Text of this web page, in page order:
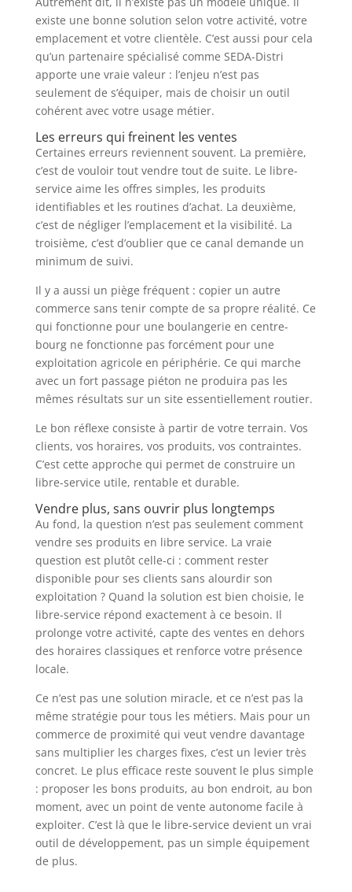
existe une bonne solution selon votre activité, votre
emplacement et votre clientèle. C’est aussi pour cela
qu’un partenaire spécialisé comme SEDA-Distri
apporte une vraie valeur : l’enjeu n’est pas
seulement de s’équiper, mais de choisir un outil
cohérent avec votre usage métier.
Les erreurs qui freinent les ventes
Certaines erreurs reviennent souvent. La première,
c’est de vouloir tout vendre tout de suite. Le libre-
service aime les offres simples, les produits
identifiables et les routines d’achat. La deuxième,
c’est de négliger l’emplacement et la visibilité. La
troisième, c’est d’oublier que ce canal demande un
minimum de suivi.
Il y a aussi un piège fréquent : copier un autre
commerce sans tenir compte de sa propre réalité. Ce
qui fonctionne pour une boulangerie en centre-
bourg ne fonctionne pas forcément pour une
exploitation agricole en périphérie. Ce qui marche
avec un fort passage piéton ne produira pas les
mêmes résultats sur un site essentiellement routier.
Le bon réflexe consiste à partir de votre terrain. Vos
clients, vos horaires, vos produits, vos contraintes.
C’est cette approche qui permet de construire un
libre-service utile, rentable et durable.
Vendre plus, sans ouvrir plus longtemps
Au fond, la question n’est pas seulement comment
vendre ses produits en libre service. La vraie
question est plutôt celle-ci : comment rester
disponible pour ses clients sans alourdir son
exploitation ? Quand la solution est bien choisie, le
libre-service répond exactement à ce besoin. Il
prolonge votre activité, capte des ventes en dehors
des horaires classiques et renforce votre présence
locale.
Ce n’est pas une solution miracle, et ce n’est pas la
même stratégie pour tous les métiers. Mais pour un
commerce de proximité qui veut vendre davantage
sans multiplier les charges fixes, c’est un levier très
concret. Le plus efficace reste souvent le plus simple
: proposer les bons produits, au bon endroit, au bon
moment, avec un point de vente autonome facile à
exploiter. C’est là que le libre-service devient un vrai
outil de développement, pas un simple équipement
de plus.